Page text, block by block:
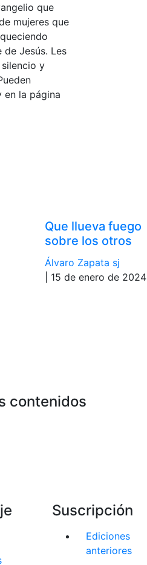
que
mujeres que
de Jesús. Les
y
en la página
Que llueva fuego
sobre los otros
Álvaro Zapata sj
| 15 de enero de 2024
contenidos
Suscripción
Ediciones
anteriores